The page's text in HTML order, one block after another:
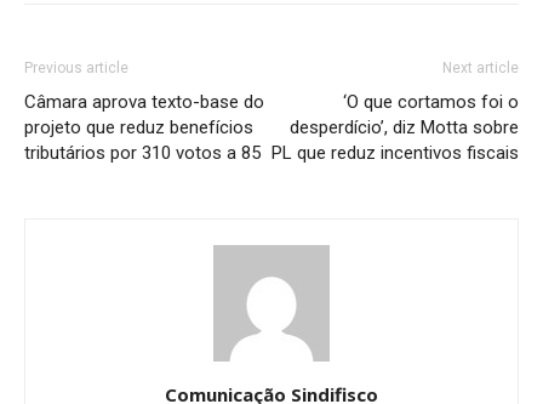
Previous article
Câmara aprova texto-base do
projeto que reduz benefícios
tributários por 310 votos a 85
Next article
‘O que cortamos foi o
desperdício’, diz Motta sobre
PL que reduz incentivos fiscais
Comunicação Sindifisco